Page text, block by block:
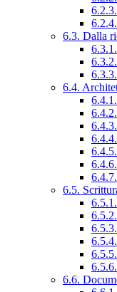
6.3. Dalla
6.4.
6.5.
6.6.